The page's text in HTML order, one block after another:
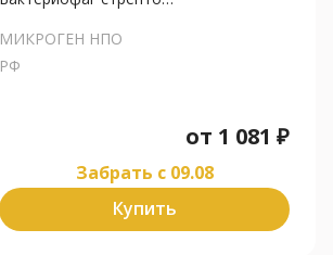
МИКРОГЕН НПО
РФ
от 1 081 ₽
Забрать c 09.08
Купить